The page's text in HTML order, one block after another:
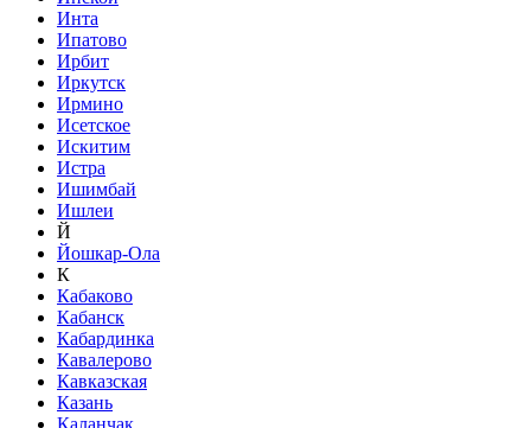
Инта
Ипатово
Ирбит
Иркутск
Ирмино
Исетское
Искитим
Истра
Ишимбай
Ишлеи
Й
Йошкар-Ола
К
Кабаково
Кабанск
Кабардинка
Кавалерово
Кавказская
Казань
Каланчак